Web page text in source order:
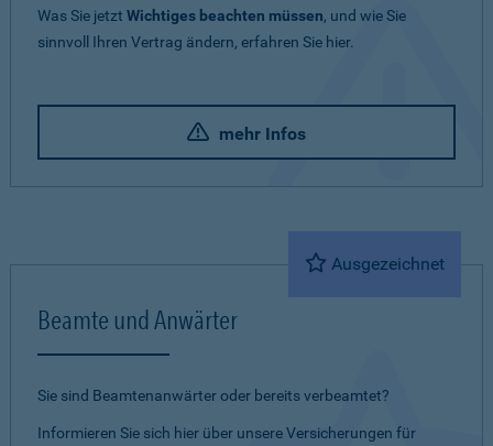
Was Sie jetzt Wichtiges beachten müssen, und wie Sie
sinnvoll Ihren Vertrag ändern, erfahren Sie hier.
mehr Infos
Ausgezeichnet
Beamte und Anwärter
Sie sind Beamtenanwärter oder bereits verbeamtet?
Informieren Sie sich hier über unsere Versicherungen für